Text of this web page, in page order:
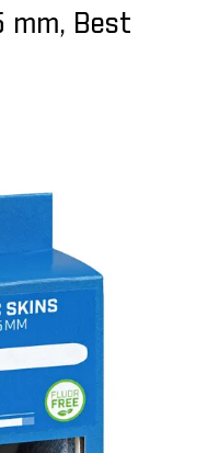
mm, Best